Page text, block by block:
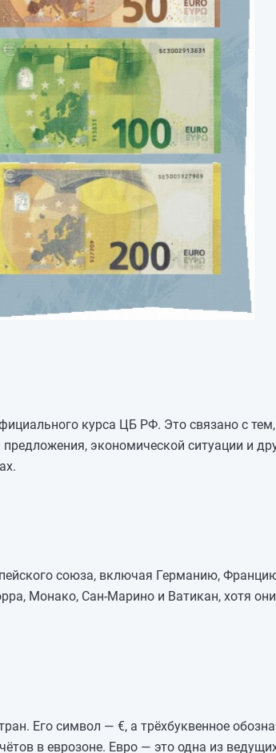
курса ЦБ РФ. Это связано с
экономической ситуации и
союза, включая Германию,
Монако, Сан-Марино и Ватикан, хотя
Его символ — €, а трёхбуквенное
в еврозоне. Евро — это одна из